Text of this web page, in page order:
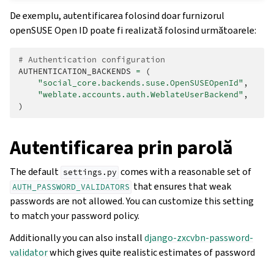
De exemplu, autentificarea folosind doar furnizorul
openSUSE Open ID poate fi realizată folosind următoarele:
# Authentication configuration
AUTHENTICATION_BACKENDS =
(
"social_core.backends.suse.OpenSUSEOpenId" ,
"weblate.accounts.auth.WeblateUserBackend" ,
)
Autentificarea prin parolă
The default settings.py comes with a reasonable set of
AUTH_PASSWORD_VALIDATORS that ensures that weak
passwords are not allowed. You can customize this setting
to match your password policy.
Additionally you can also installdjango-zxcvbn-password-
validatorwhich gives quite realistic estimates of password